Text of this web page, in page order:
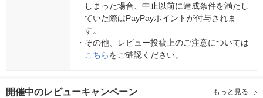
しまった場合、中止以前に達成条件を満たし
ていた際はPayPayポイントが付与されま
す。
・ その他、レビュー投稿上のご注意については
こちらをご確認ください。
開催中のレビューキャンペーン もっと見る